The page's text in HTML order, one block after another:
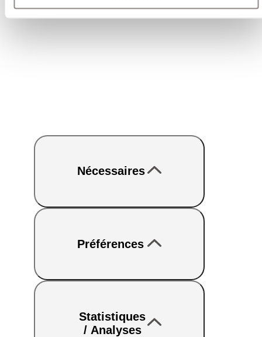
Nécessaires
Préférences
Statistiques
/ Analyses